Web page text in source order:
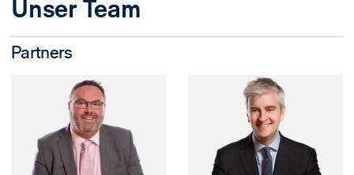
Unser Team
Partners
View Anthony